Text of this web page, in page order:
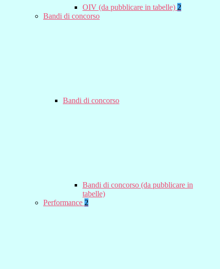
OIV (da pubblicare in tabelle) 2
Bandi di concorso
Bandi di concorso
Bandi di concorso (da pubblicare in
tabelle)
Performance 2